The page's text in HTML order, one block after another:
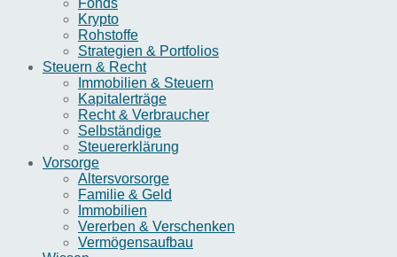
Krypto
Rohstoffe
Strategien & Portfolios
Steuern & Recht
Immobilien & Steuern
Kapitalerträge
Recht & Verbraucher
Selbständige
Steuererklärung
Vorsorge
Altersvorsorge
Familie & Geld
Immobilien
Vererben & Verschenken
Vermögensaufbau